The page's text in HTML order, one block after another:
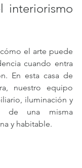
interiorismo
el arte puede
cuando entra
En esta casa de
nuestro equipo
iluminación y
de una misma
y habitable.